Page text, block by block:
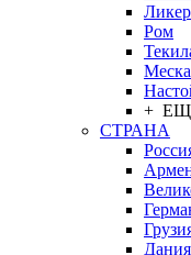
Ликер
Ром
+
СТРАНА
Дания